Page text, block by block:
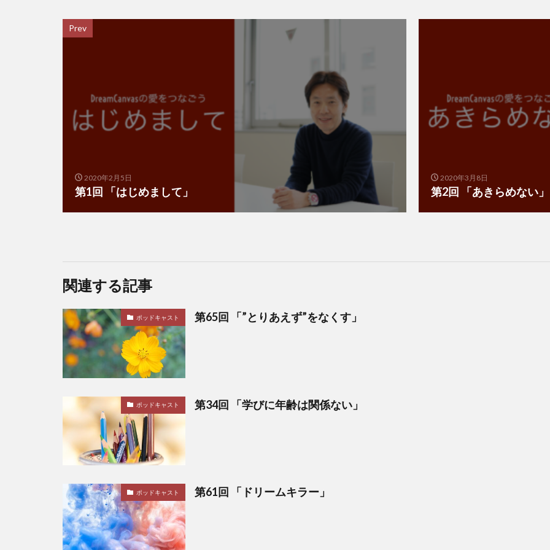
Prev
2020年2月5日
第1回 「はじめまして」
2020年3月8日
第2回 「あきらめない」
関連する記事
ポッドキャスト 第65回 「”とりあえず”をなくす」
ポッドキャスト 第34回 「学びに年齢は関係ない」
ポッドキャスト 第61回 「ドリームキラー」